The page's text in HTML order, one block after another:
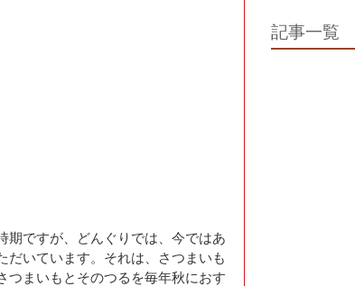
ですが、どんぐりでは、今ではあ
だいています。それは、さつまいも
つまいもとそのつるを毎年秋におす
記事一覧